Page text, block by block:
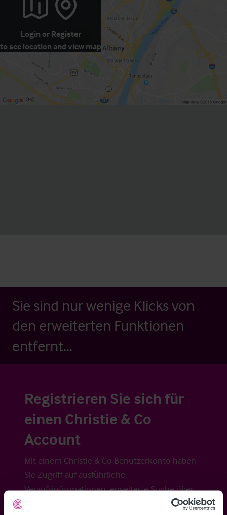
Login or Register
to see location and view map
Sie sind nur wenige Klicks von
den erweiterten Funktionen
entfernt...
Registrieren Sie sich für
einen Christie & Co
Account
Mit einem Christie & Co Benutzerkonto haben
Sie Zugriff auf ausführliche
Veraufsinformationen, erweiterte Suche über